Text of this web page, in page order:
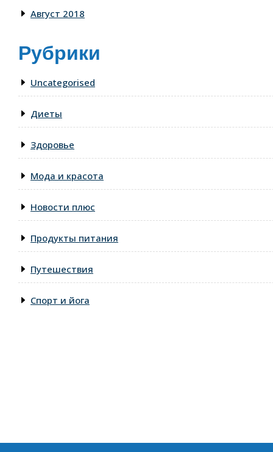
Август 2018
Рубрики
Uncategorised
Диеты
Здоровье
Мода и красота
Новости плюс
Продукты питания
Путешествия
Спорт и йога